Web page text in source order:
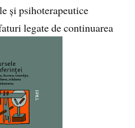
și psihoterapeutice
legate de continuarea